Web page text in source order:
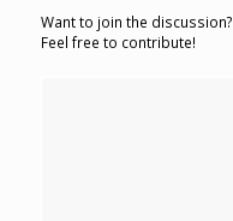
Want to join the discussion?
Feel free to contribute!